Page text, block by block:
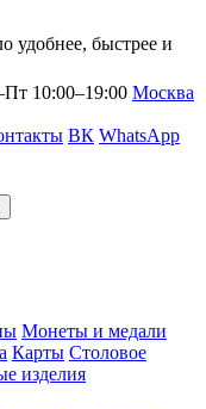
удобнее, быстрее и
10:00–19:00 Москва
ВК WhatsApp
Монеты и медали
Карты Столовое
изделия